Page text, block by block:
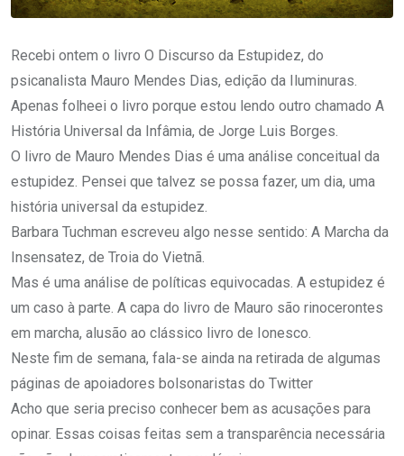
Recebi ontem o livro O Discurso da Estupidez, do
psicanalista Mauro Mendes Dias, edição da Iluminuras.
Apenas folheei o livro porque estou lendo outro chamado A
História Universal da Infâmia, de Jorge Luis Borges.
O livro de Mauro Mendes Dias é uma análise conceitual da
estupidez. Pensei que talvez se possa fazer, um dia, uma
história universal da estupidez.
Barbara Tuchman escreveu algo nesse sentido: A Marcha da
Insensatez, de Troia do Vietnã.
Mas é uma análise de políticas equivocadas. A estupidez é
um caso à parte. A capa do livro de Mauro são rinocerontes
em marcha, alusão ao clássico livro de Ionesco.
Neste fim de semana, fala-se ainda na retirada de algumas
páginas de apoiadores bolsonaristas do Twitter
Acho que seria preciso conhecer bem as acusações para
opinar. Essas coisas feitas sem a transparência necessária